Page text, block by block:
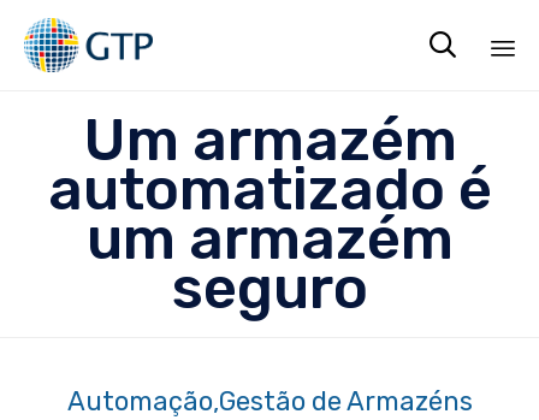

Um armazém
automatizado é
um armazém
seguro
Automação Gestão de Armazéns